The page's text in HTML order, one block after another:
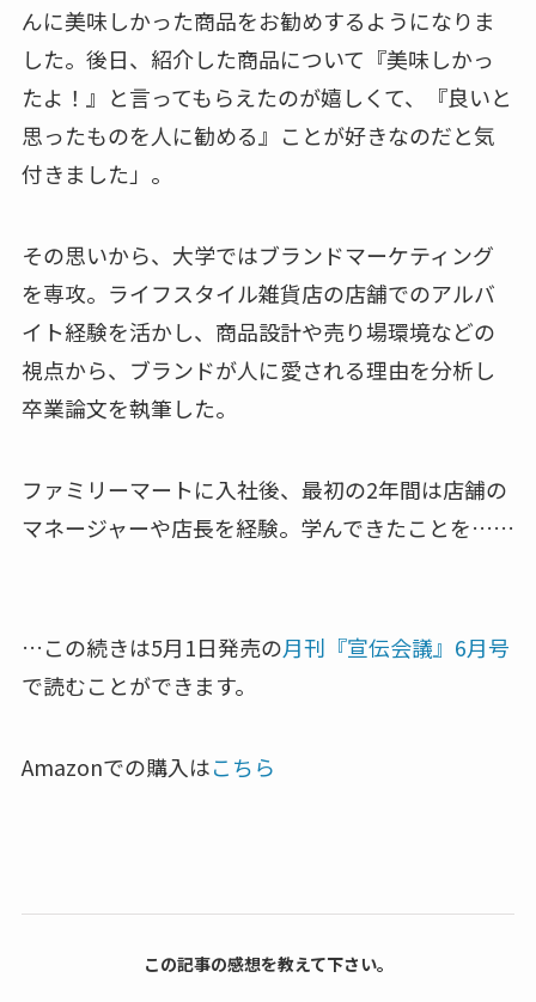
んに美味しかった商品をお勧めするようになりま
した。後日、紹介した商品について『美味しかっ
たよ！』と言ってもらえたのが嬉しくて、『良いと
思ったものを人に勧める』ことが好きなのだと気
付きました」。
その思いから、大学ではブランドマーケティング
を専攻。ライフスタイル雑貨店の店舗でのアルバ
イト経験を活かし、商品設計や売り場環境などの
視点から、ブランドが人に愛される理由を分析し
卒業論文を執筆した。
ファミリーマートに入社後、最初の2年間は店舗の
マネージャーや店長を経験。学んできたことを……
…この続きは5月1日発売の月刊『宣伝会議』6月号
で読むことができます。
Amazonでの購入はこちら
この記事の感想を教えて下さい。